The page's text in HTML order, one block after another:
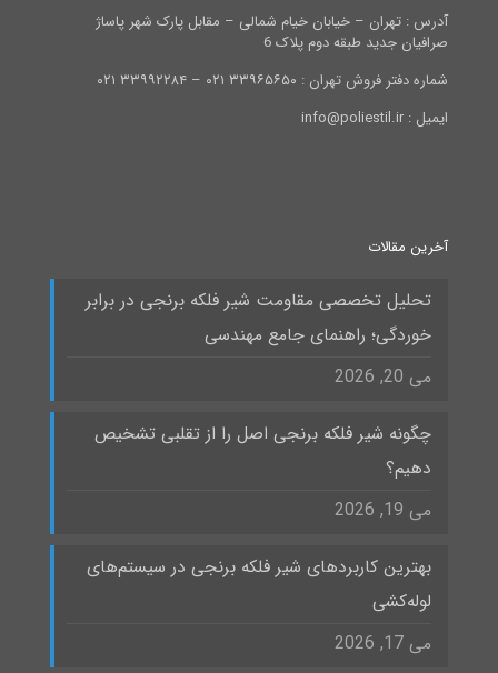
آدرس : تهران – خیابان خیام شمالی – مقابل پارک شهر پاساژ
صرافیان جدید طبقه دوم پلاک 6
شماره دفتر فروش تهران : ۳۳۹۶۵۶۵۰ ۰۲۱ – ۳۳۹۹۲۲۸۴ ۰۲۱
ایمیل : info@poliestil.ir
آخرین مقالات
تحلیل تخصصی مقاومت شیر فلکه برنجی در برابر
خوردگی؛ راهنمای جامع مهندسی
می 20, 2026
چگونه شیر فلکه برنجی اصل را از تقلبی تشخیص
دهیم؟
می 19, 2026
بهترین کاربردهای شیر فلکه برنجی در سیستم‌های
لوله‌کشی
می 17, 2026